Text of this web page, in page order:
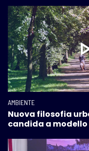
AMBIENTE
Nuova filosofia
candida a modello